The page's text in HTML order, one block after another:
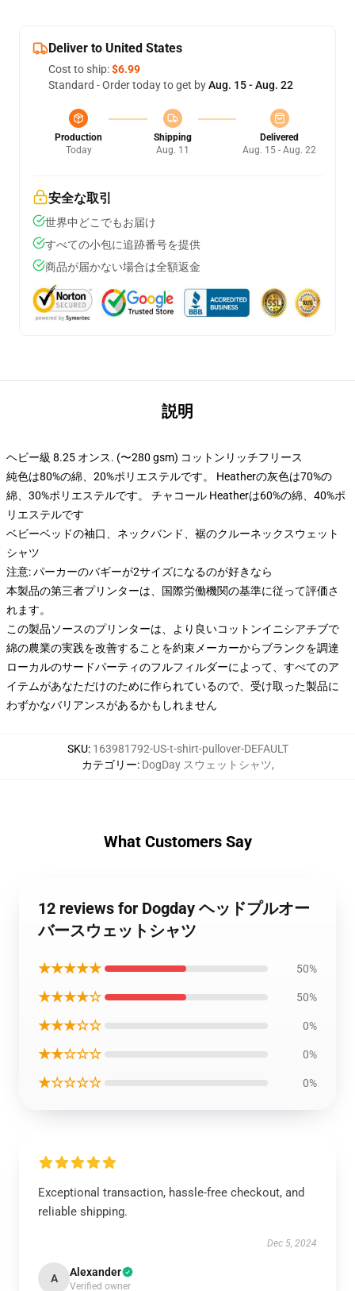
Deliver to United States
Cost to ship:$6.99
Standard - Order today to get byAug. 15 - Aug. 22
Production
Today
Shipping
Aug. 11
Delivered
Aug. 15 - Aug. 22
安全な取引
世界中どこでもお届け
すべての小包に追跡番号を提供
商品が届かない場合は全額返金
説明
ヘビー級 8.25 オンス. (〜280 gsm) コットンリッチフリース
純色は80%の綿、20%ポリエステルです。 Heatherの灰色は70%の
綿、30%ポリエステルです。 チャコール Heatherは60%の綿、40%ポ
リエステルです
ベビーベッドの袖口、ネックバンド、裾のクルーネックスウェット
シャツ
注意: パーカーのバギーが2サイズになるのが好きなら
本製品の第三者プリンターは、国際労働機関の基準に従って評価さ
れます。
この製品ソースのプリンターは、より良いコットンイニシアチブで
綿の農業の実践を改善することを約束メーカーからブランクを調達
ローカルのサードパーティのフルフィルダーによって、すべてのア
イテムがあなただけのために作られているので、受け取った製品に
わずかなバリアンスがあるかもしれません
SKU: 163981792-US-t-shirt-pullover-DEFAULT
カテゴリー: DogDay スウェットシャツ,
What Customers Say
12 reviews for Dogday ヘッドプルオー
バースウェットシャツ
★★★★★ 50%
★★★★☆ 50%
★★★☆☆ 0%
★★☆☆☆ 0%
★☆☆☆☆ 0%
Exceptional transaction, hassle-free checkout, and
reliable shipping.
Dec 5, 2024
A Alexander
Verified owner